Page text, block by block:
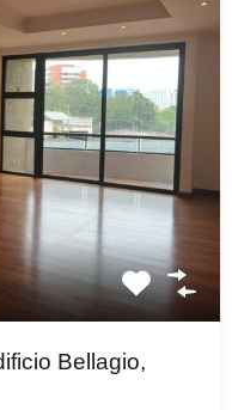
Bellagio,